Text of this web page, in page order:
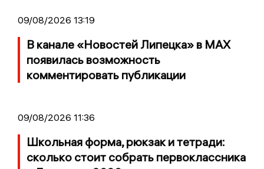
09/08/2026 13:19
В канале «Новостей Липецка» в MAX
появилась возможность
комментировать публикации
09/08/2026 11:36
Школьная форма, рюкзак и тетради:
сколько стоит собрать первоклассника